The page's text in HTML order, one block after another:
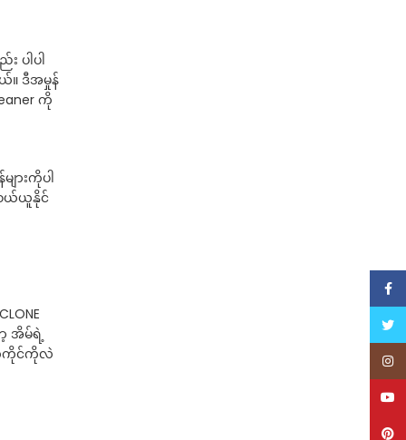
ပါပါ
။ ဒီအမှုန်
ကို
ားကိုပါ
ယ်ယူနိုင်
အိမ်ရဲ့
က်ကိုင်ကိုလဲ